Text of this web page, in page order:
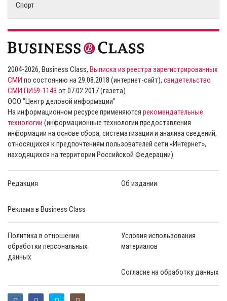
Спорт
2004-2026, Business Class, Выписка из реестра зарегистрированных
СМИ по состоянию на 29.08.2018 (интернет-сайт), свидетельство
СМИ ПИ59-1143 от 07.02.2017 (газета)
ООО “Центр деловой информации”
На информационном ресурсе применяются рекомендательные
технологии (информационные технологии предоставления
информации на основе сбора, систематизации и анализа сведений,
относящихся к предпочтениям пользователей сети «Интернет»,
находящихся на территории Российской Федерации).
Редакция Об издании
Реклама в Business Class
Политика в отношении
обработки персональных
данных
Условия использования
материалов
Согласие на обработку данных